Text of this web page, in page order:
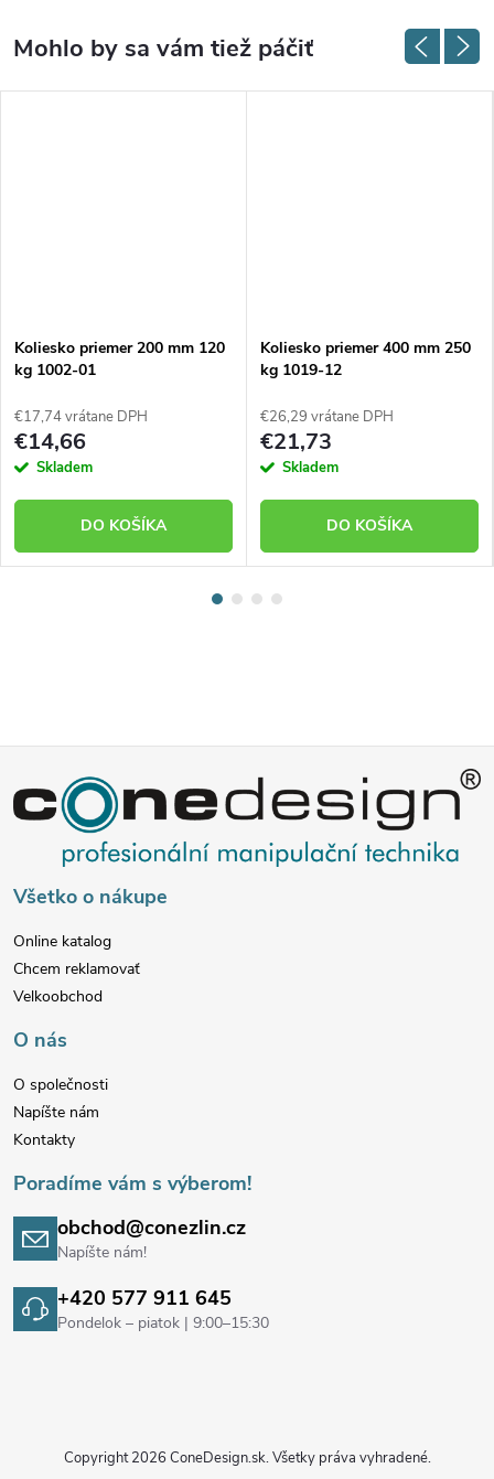
Koliesko priemer 200 mm 120
kg 1002-01
€17,74 vrátane DPH
€14,66
Skladem
DO KOŠÍKA
Koliesko priemer 400 mm 250
kg 1019-12
€26,29 vrátane DPH
€21,73
Skladem
DO KOŠÍKA
á
p
ä
t
e
Všetko o nákupe
Online katalog
Chcem reklamovať
Velkoobchod
O nás
O společnosti
Napíšte nám
Kontakty
Poradíme vám s výberom!
obchod@conezlin.cz
Napíšte nám!
+420 577 911 645
Pondelok – piatok | 9:00–15:30
Copyright 2026 ConeDesign.sk. Všetky práva vyhradené.